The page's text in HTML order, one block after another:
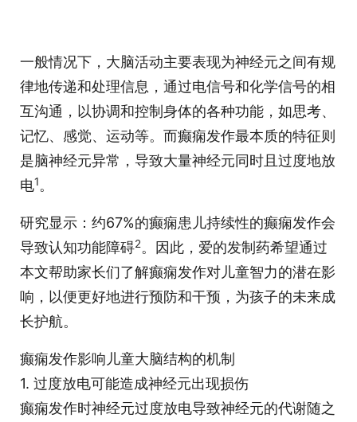
一般情况下，大脑活动主要表现为神经元之间有规
律地传递和处理信息，通过电信号和化学信号的相
互沟通，以协调和控制身体的各种功能，如思考、
记忆、感觉、运动等。而癫痫发作最本质的特征则
是脑神经元异常，导致大量神经元同时且过度地放
电1。
研究显示：约67%的癫痫患儿持续性的癫痫发作会
导致认知功能障碍2。因此，爱的发制药希望通过
本文帮助家长们了解癫痫发作对儿童智力的潜在影
响，以便更好地进行预防和干预，为孩子的未来成
长护航。
癫痫发作影响儿童大脑结构的机制
1. 过度放电可能造成神经元出现损伤
癫痫发作时神经元过度放电导致神经元的代谢随之